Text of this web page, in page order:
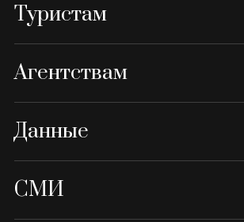
Туристам
Агентствам
Данные
СМИ